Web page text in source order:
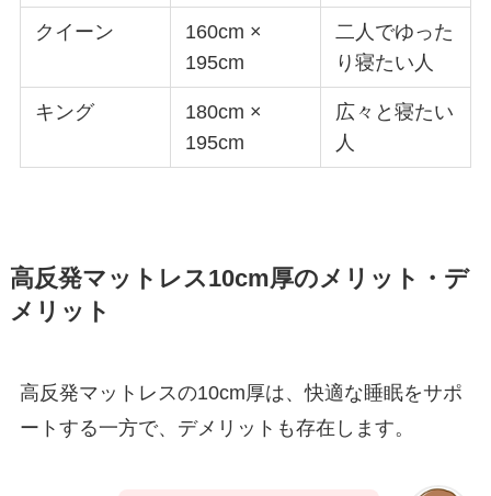
クイーン
160cm ×
195cm
二人でゆった
り寝たい人
キング
180cm ×
195cm
広々と寝たい
人
高反発マットレス10cm厚のメリット・デ
メリット
高反発マットレスの10cm厚は、快適な睡眠をサポ
ートする一方で、デメリットも存在します。